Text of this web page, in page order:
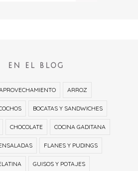
EN EL BLOG
ARROZ
BOCATAS Y SANDWICHES
CHOCOLATE COCINA GADITANA
FLANES Y PUDINGS
GUISOS Y POTAJES